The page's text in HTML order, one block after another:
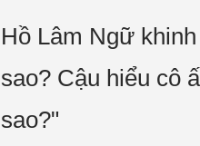
Hồ Lâm Ngữ
sao? Cậu hiểu cô
sao?"